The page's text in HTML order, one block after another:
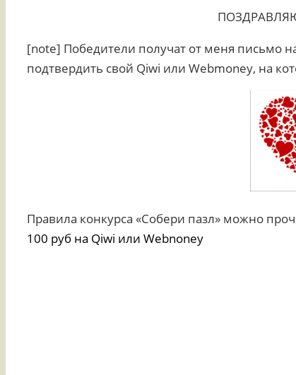
[note] Победители получат от меня письмо
подтвердить свой Qiwi или Webmoney, на
Правила конкурса «Собери пазл» можно
100 руб на Qiwi или Webnoney